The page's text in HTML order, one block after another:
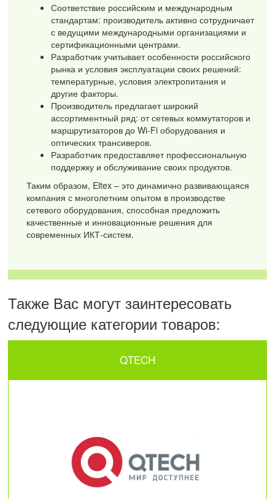
Соответствие российским и международным
стандартам: производитель активно сотрудничает
с ведущими международными организациями и
сертификационными центрами.
Разработчик учитывает особенности российского
рынка и условия эксплуатации своих решений:
температурные, условия электропитания и
другие факторы.
Производитель предлагает широкий
ассортиментный ряд: от сетевых коммутаторов и
маршрутизаторов до Wi-Fi оборудования и
оптических трансиверов.
Разработчик предоставляет профессиональную
поддержку и обслуживание своих продуктов.
Таким образом, Eltex – это динамично развивающаяся
компания с многолетним опытом в производстве
сетевого оборудования, способная предложить
качественные и инновационные решения для
современных ИКТ-систем.
Также Вас могут заинтересовать
следующие категории товаров:
QTECH